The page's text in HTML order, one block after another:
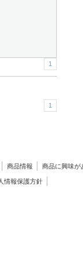
1
1
商品情報 商品に興味が
情報保護方針